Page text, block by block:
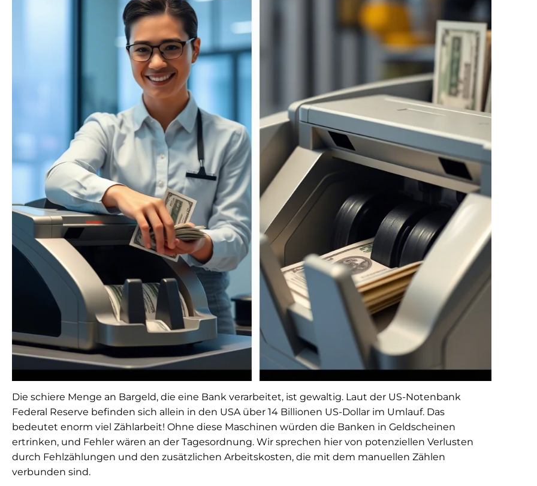
Die schiere Menge an Bargeld, die eine Bank verarbeitet, ist gewaltig. Laut der US-Notenbank
Federal Reserve befinden sich allein in den USA über 14 Billionen US-Dollar im Umlauf. Das
bedeutet enorm viel Zählarbeit! Ohne diese Maschinen würden die Banken in Geldscheinen
ertrinken, und Fehler wären an der Tagesordnung. Wir sprechen hier von potenziellen Verlusten
durch Fehlzählungen und den zusätzlichen Arbeitskosten, die mit dem manuellen Zählen
verbunden sind.